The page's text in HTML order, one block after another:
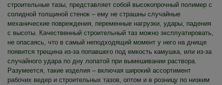
строительные тазы, представляет собой высокопрочный полимер с
солидной толщиной стенок – ему не страшны случайные
механические повреждения, переменные нагрузки, удары, падения
с высоты. Качественный строительный таз можно эксплуатировать,
не опасаясь, что в самый неподходящий момент у него на днище
появится трещина из-за попавшего под емкость камушка, или из-за
случайного удара по дну лопатой при вымешивании раствора.
Разумеется, такие изделия – включая широкий ассортимент
рабочих ведер и строительных тазов, оптом и в розницу по низким